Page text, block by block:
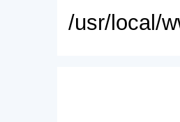
/usr/local/